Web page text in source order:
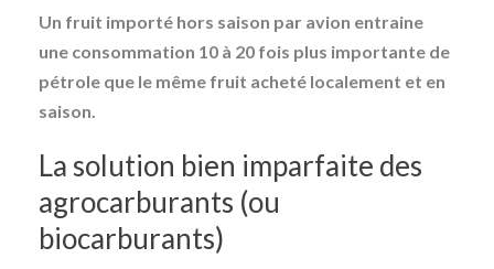
Un fruit importé hors saison par avion entraine
une consommation 10 à 20 fois plus importante de
pétrole que le même fruit acheté localement et en
saison.
La solution bien imparfaite des
agrocarburants (ou
biocarburants)